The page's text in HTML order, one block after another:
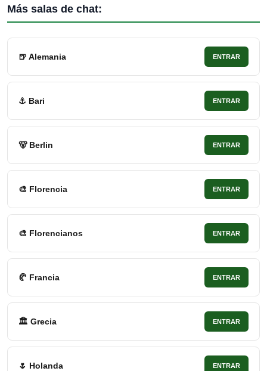
Más salas de chat:
🍺 Alemania ENTRAR
⚓ Bari ENTRAR
🐻 Berlin ENTRAR
🎨 Florencia ENTRAR
🎨 Florencianos ENTRAR
🥐 Francia ENTRAR
🏛 Grecia ENTRAR
🌷 Holanda ENTRAR